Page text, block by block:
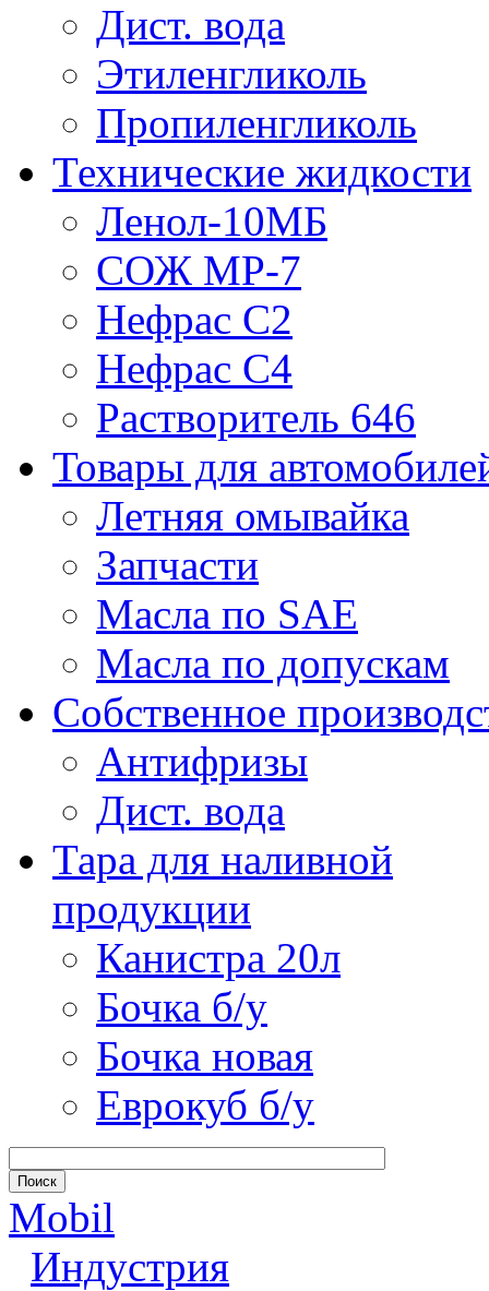
Дист. вода
Этиленгликоль
Пропиленгликоль
Технические жидкости
Ленол-10МБ
СОЖ МР-7
Нефрас С2
Нефрас С4
Растворитель 646
Товары для
Летняя омывайка
Запчасти
Масла по SAE
Масла по допускам
Собственное
Антифризы
Дист. вода
Тара для наливной
продукции
Канистра 20л
Бочка б/у
Бочка новая
Еврокуб б/у
Mobil
Индустрия